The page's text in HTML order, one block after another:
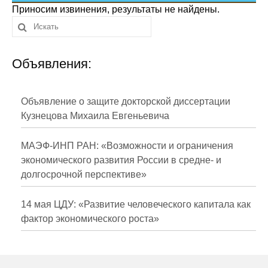
Сотрудники
Отчетность
Противодействие коррупции
Публикации
Научная жизнь
Издания
Проблемы прогнозирования
О журнале
Приносим извинения, результаты не найдены.
Объявления:
Объявление о защите докторской диссертации
Кузнецова Михаила Евгеньевича
МАЭФ-ИНП РАН: «Возможности и ограничения
экономического развития России в средне- и
долгосрочной перспективе»
14 мая ЦДУ: «Развитие человеческого капитала как
фактор экономического роста»